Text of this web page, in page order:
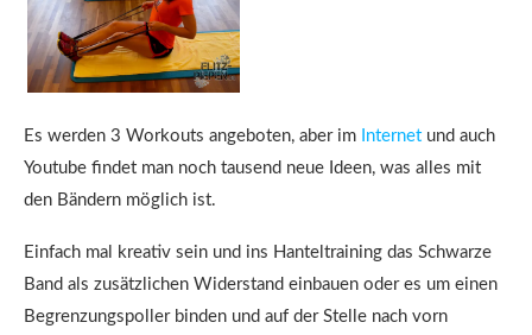
Es werden 3 Workouts angeboten, aber im Internet und auch
Youtube findet man noch tausend neue Ideen, was alles mit
den Bändern möglich ist.
Einfach mal kreativ sein und ins Hanteltraining das Schwarze
Band als zusätzlichen Widerstand einbauen oder es um einen
Begrenzungspoller binden und auf der Stelle nach vorn